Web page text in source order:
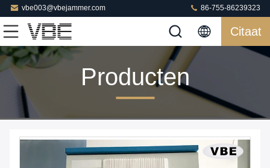
vbe003@vbejammer.com 86-755-86239323
Citaat
Producten